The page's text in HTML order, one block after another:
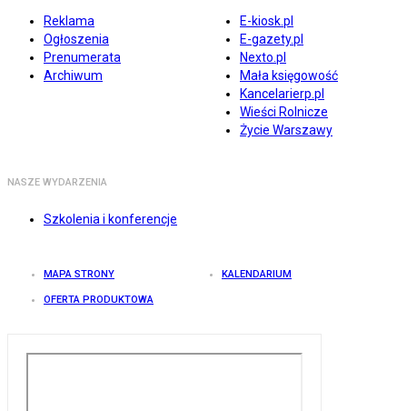
Reklama
Ogłoszenia
Prenumerata
Archiwum
E-kiosk.pl
E-gazety.pl
Nexto.pl
Mała księgowość
Kancelarierp.pl
Wieści Rolnicze
Życie Warszawy
NASZE WYDARZENIA
Szkolenia i konferencje
MAPA STRONY KALENDARIUM
OFERTA PRODUKTOWA